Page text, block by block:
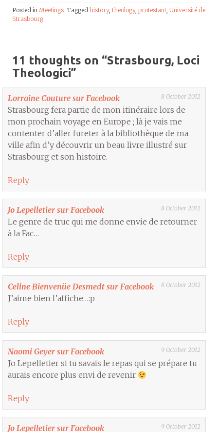
Posted in Meetings Tagged history, theology, protestant, Université de
Strasbourg
11 thoughts on “Strasbourg, Loci
Theologici”
Lorraine Couture sur Facebook 8 October 2012
Strasbourg fera partie de mon itinéraire lors de
mon prochain voyage en Europe ; là je vais me
contenter d’aller fureter à la bibliothèque de ma
ville afin d’y découvrir un beau livre illustré sur
Strasbourg et son histoire.
Reply
Jo Lepelletier sur Facebook 8 October 2012
Le genre de truc qui me donne envie de retourner
à la Fac…
Reply
Celine Bienvenüe Desmedt sur Facebook 8 October 2012
J’aime bien l’affiche…:p
Reply
Naomi Geyer sur Facebook 9 October 2012
Jo Lepelletier si tu savais le repas qui se prépare tu
aurais encore plus envi de revenir
Reply
Jo Lepelletier sur Facebook 9 October 2012